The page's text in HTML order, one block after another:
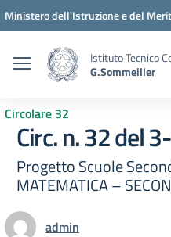
Vai ai contenuti
Vai al menu di navigazione
Vai al footer
Ministero dell'Istruzione e del
Istituto Tecnico
G.Sommeiller
Circolare 32
Circ. n. 32 del
Progetto Scuole
MATEMATICA –
admin